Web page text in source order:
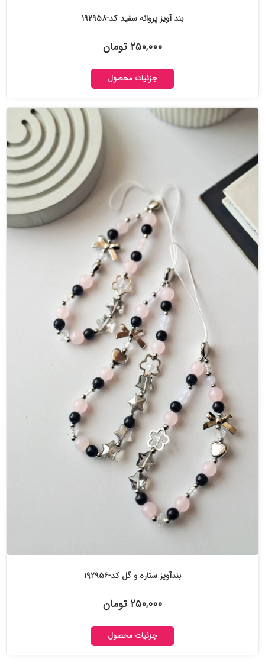
بند آویز پروانه سفید کد-۱۹۲۹۵۸
۲۵۰,۰۰۰ تومان
جزئیات محصول
بندآویز ستاره و گل کد-۱۹۲۹۵۶
۲۵۰,۰۰۰ تومان
جزئیات محصول